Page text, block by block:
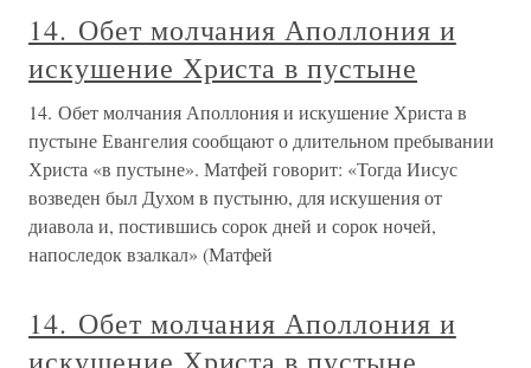
14. Обет молчания Аполлония и
искушение Христа в пустыне
14. Обет молчания Аполлония и искушение Христа в
пустыне Евангелия сообщают о длительном пребывании
Христа «в пустыне». Матфей говорит: «Тогда Иисус
возведен был Духом в пустыню, для искушения от
диавола и, постившись сорок дней и сорок ночей,
напоследок взалкал» (Матфей
14. Обет молчания Аполлония и